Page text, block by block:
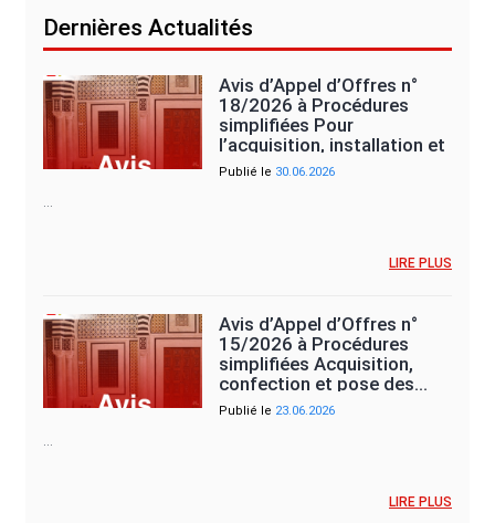
Dernières Actualités
Avis d’Appel d’Offres n°
18/2026 à Procédures
simplifiées Pour
l’acquisition, installation et
mise…
Publié le 30.06.2026
…
LIRE PLUS
Avis d’Appel d’Offres n°
15/2026 à Procédures
simplifiées Acquisition,
confection et pose des…
Publié le 23.06.2026
…
LIRE PLUS